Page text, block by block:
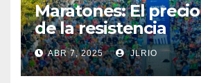
Maratones: El
de la resistencia
ABR 7, 2025 JLRIO